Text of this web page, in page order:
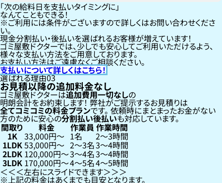
「次の給料日を支払いタイミングに」
なんてこともできる！
ご利用には条件がございますので詳しくはお問い合わせくださ
い。
現金分割払い・後払いを選ばれるお客様が増えています！
ゴミ屋敷ドクターでは、少しでも安心してご利用いただけるよう、
様々な支払い方法をご用意しております。
お支払い方法はご遠慮なくご相談ください。
支払いについて詳しくはこちら！
選ばれる理由03
お見積以降の追加料金なし
ゴミ屋敷ドクターは追加費用一切なしの
明朗会計をお約束します！弊社がご提示するお見積りは
全てコミコミの料金プランです。依頼時にまとまったお金がない
方のために安心の分割払い後払いも対応しています。
間取り 料金 作業員 作業時間
1K 33,000円〜 1名 2〜3時間
1LDK53,000円〜 2〜3名3〜4時間
2LDK 120,000円〜3〜4名3〜4時間
3LDK 170,000円〜4〜5名4〜5時間
左右にスライドできます
上記の料金はあくまでも目安となります。